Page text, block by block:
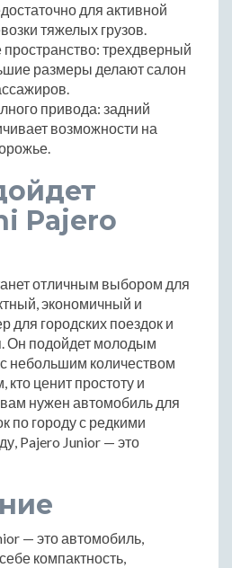
для активной
тяжелых грузов.
трехдверный
размеры делают салон
привода: задний
возможности на
Pajero
отличным выбором для
экономичный и
для городских поездок и
Он подойдет молодым
небольшим количеством
ценит простоту и
нужен автомобиль для
по городу с редкими
Pajero Junior — это
— это автомобиль,
компактность,